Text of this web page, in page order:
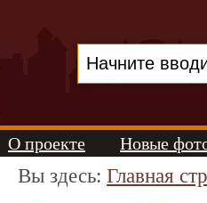
О проекте Новые
Вы здесь: Главная